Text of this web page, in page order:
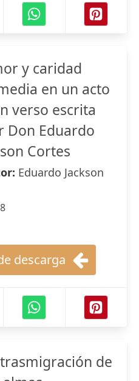
y caridad
en un acto
verso escrita
Don Eduardo
Cortes
Eduardo Jackson
descarga
de